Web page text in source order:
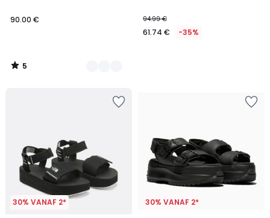
90.00 €
5
/
94.99 €
61.74 € -35%
30% VANAF 2* 30% VANAF 2*